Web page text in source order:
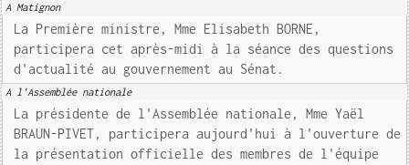
A Matignon
La Première ministre, Mme Elisabeth BORNE,
participera cet après-midi à la séance des questions
d'actualité au gouvernement au Sénat.
A l'Assemblée nationale
La présidente de l'Assemblée nationale, Mme Yaël
BRAUN-PIVET, participera aujourd'hui à l'ouverture de
la présentation officielle des membres de l'équipe